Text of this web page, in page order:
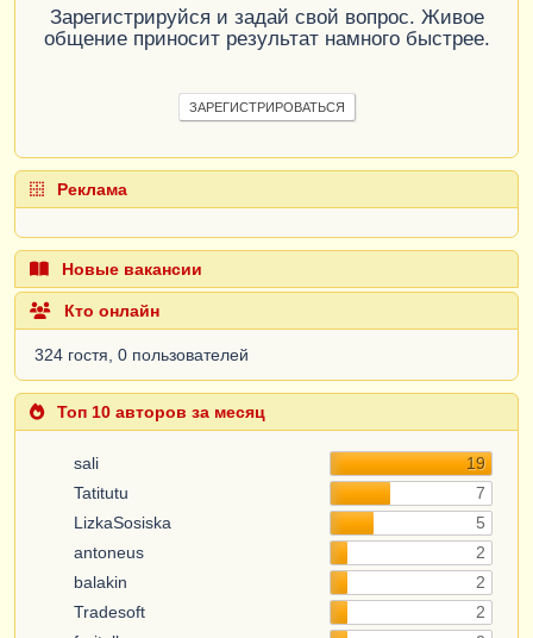
Зарегистрируйся и задай свой вопрос. Живое
общение приносит результат намного быстрее.
ЗАРЕГИСТРИРОВАТЬСЯ
Реклама
Новые вакансии
Кто онлайн
324 гостя, 0 пользователей
Топ 10 авторов за месяц
sali
19
Tatitutu
7
LizkaSosiska
5
antoneus
2
balakin
2
Tradesoft
2